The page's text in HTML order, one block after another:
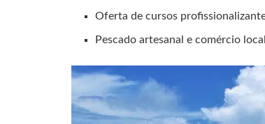
Oferta de cursos
Pescado artesanal e comércio